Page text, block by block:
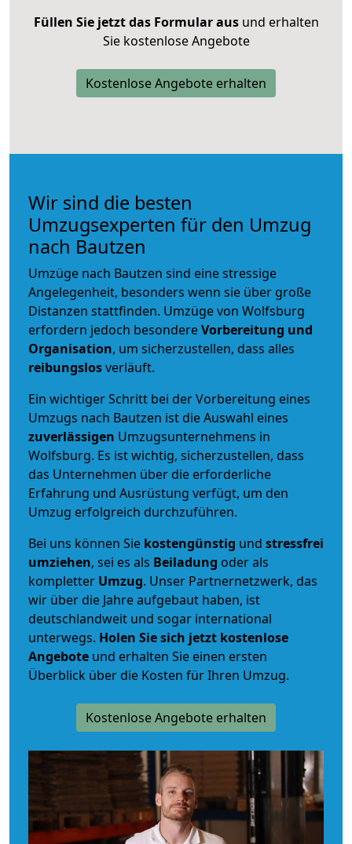
Füllen Sie jetzt das Formular ausund erhalten
Sie kostenlose Angebote
Kostenlose Angebote erhalten
Wir sind die besten
Umzugsexperten für den Umzug
nach Bautzen
Umzüge nach Bautzen sind eine stressige
Angelegenheit, besonders wenn sie über große
Distanzen stattfinden. Umzüge von Wolfsburg
erfordern jedoch besondereVorbereitung und
Organisation, um sicherzustellen, dass alles
reibungslosverläuft.
Ein wichtiger Schritt bei der Vorbereitung eines
Umzugs nach Bautzen ist die Auswahl eines
zuverlässigen Umzugsunternehmens in
Wolfsburg. Es ist wichtig, sicherzustellen, dass
das Unternehmen über die erforderliche
Erfahrung und Ausrüstung verfügt, um den
Umzug erfolgreich durchzuführen.
Bei uns können Sie kostengünstig und stressfrei
umziehen, sei es als Beiladung oder als
kompletter Umzug. Unser Partnernetzwerk, das
wir über die Jahre aufgebaut haben, ist
deutschlandweit und sogar international
unterwegs. Holen Sie sich jetzt kostenlose
Angebote und erhalten Sie einen ersten
Überblick über die Kosten für Ihren Umzug.
Kostenlose Angebote erhalten